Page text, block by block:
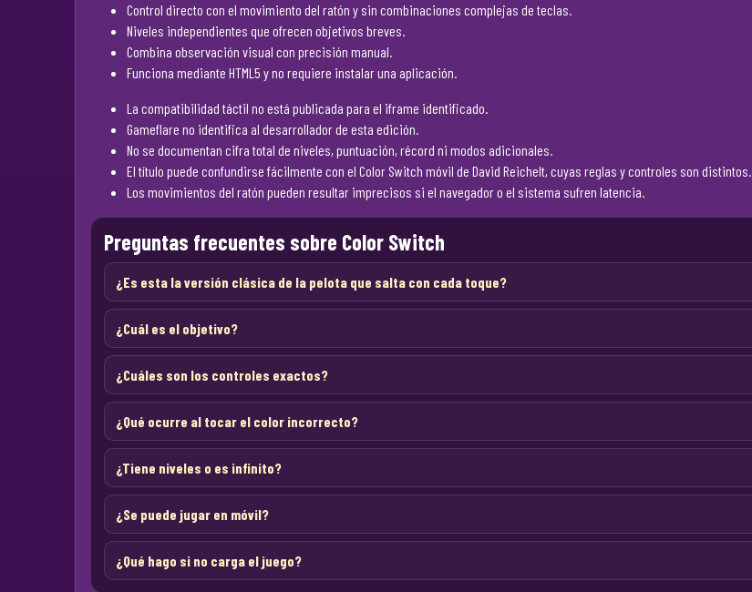
Control directo con el movimiento del ratón y sin combinaciones complejas de teclas.
Niveles independientes que ofrecen objetivos breves.
Combina observación visual con precisión manual.
Funciona mediante HTML5 y no requiere instalar una aplicación.
La compatibilidad táctil no está publicada para el iframe identificado.
Gameflare no identifica al desarrollador de esta edición.
No se documentan cifra total de niveles, puntuación, récord ni modos adicionales.
El título puede confundirse fácilmente con el Color Switch móvil de David Reichelt, cuyas reglas y controles son distintos.
Los movimientos del ratón pueden resultar imprecisos si el navegador o el sistema sufren latencia.
Preguntas frecuentes sobre Color Switch
¿Es esta la versión clásica de la pelota que salta con cada toque?
¿Cuál es el objetivo?
¿Cuáles son los controles exactos?
¿Qué ocurre al tocar el color incorrecto?
¿Tiene niveles o es infinito?
¿Se puede jugar en móvil?
¿Qué hago si no carga el juego?